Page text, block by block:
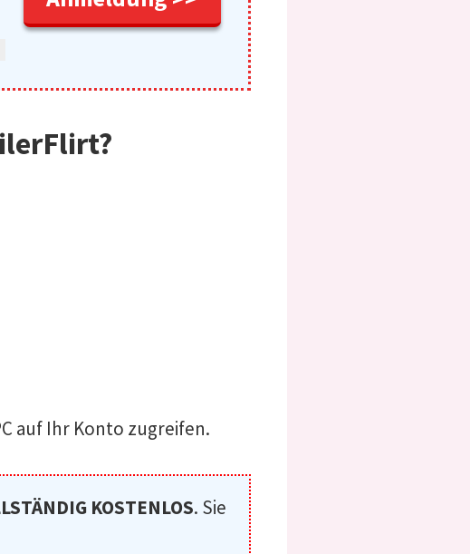
auf Ihr Konto zugreifen.
KOSTENLOS. Sie